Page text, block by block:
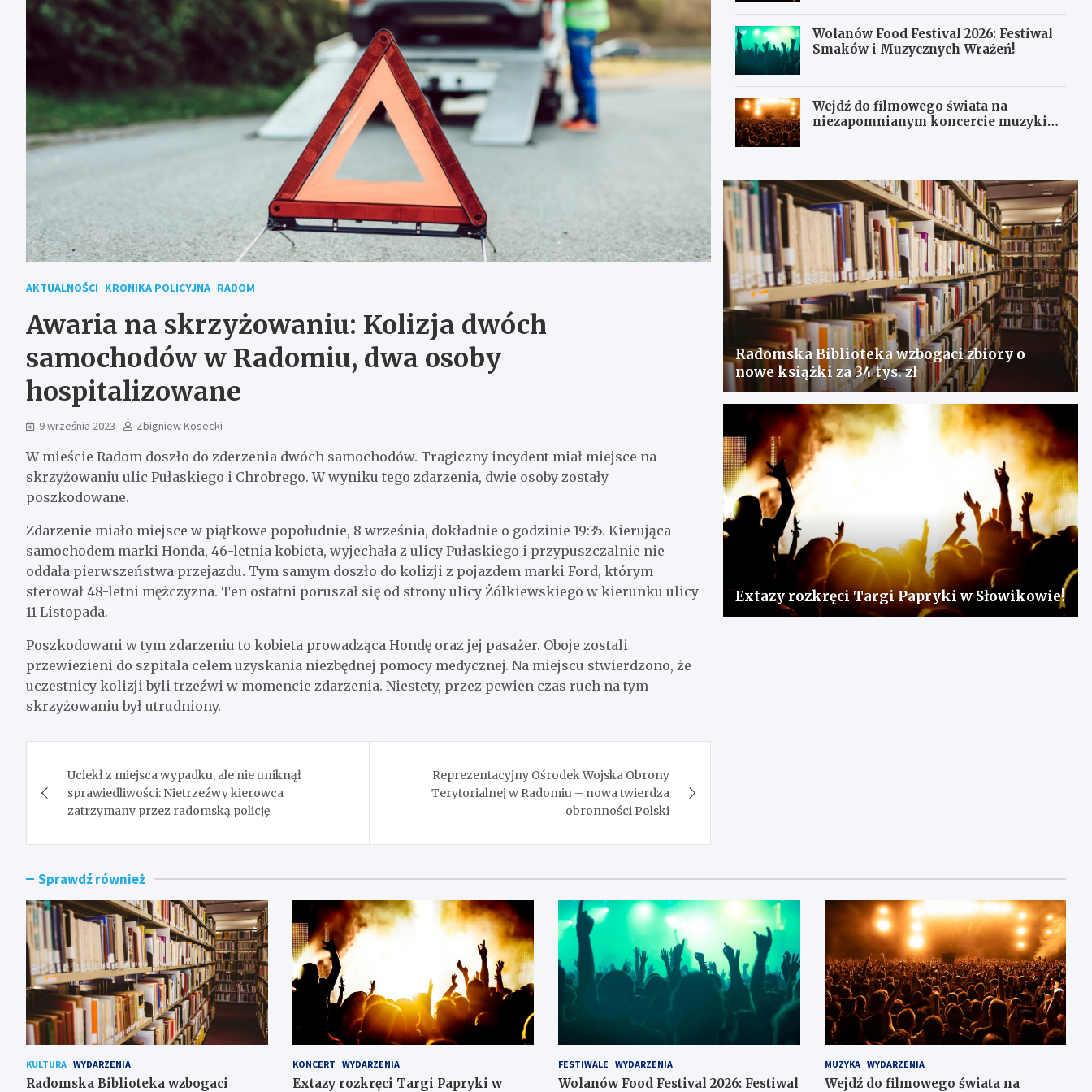
AKTUALNOŚCI KRONIKA POLICYJNA RADOM
Awaria na skrzyżowaniu: Kolizja dwóch
samochodów w Radomiu, dwa osoby
hospitalizowane
9 września 2023 Zbigniew Kosecki
W mieście Radom doszło do zderzenia dwóch samochodów. Tragiczny incydent miał miejsce na
skrzyżowaniu ulic Pułaskiego i Chrobrego. W wyniku tego zdarzenia, dwie osoby zostały
poszkodowane.
Zdarzenie miało miejsce w piątkowe popołudnie, 8 września, dokładnie o godzinie 19:35. Kierująca
samochodem marki Honda, 46-letnia kobieta, wyjechała z ulicy Pułaskiego i przypuszczalnie nie
oddała pierwszeństwa przejazdu. Tym samym doszło do kolizji z pojazdem marki Ford, którym
sterował 48-letni mężczyzna. Ten ostatni poruszał się od strony ulicy Żółkiewskiego w kierunku ulicy
11 Listopada.
Poszkodowani w tym zdarzeniu to kobieta prowadząca Hondę oraz jej pasażer. Oboje zostali
przewiezieni do szpitala celem uzyskania niezbędnej pomocy medycznej. Na miejscu stwierdzono, że
uczestnicy kolizji byli trzeźwi w momencie zdarzenia. Niestety, przez pewien czas ruch na tym
skrzyżowaniu był utrudniony.
wpisu
Uciekł z miejsca wypadku, ale nie uniknął
sprawiedliwości: Nietrzeźwy kierowca
zatrzymany przez radomską policję
Reprezentacyjny Ośrodek Wojska Obrony
Terytorialnej w Radomiu – nowa twierdza
obronności Polski
Wolanów Food Festival 2026: Festiwal
Smaków i Muzycznych Wrażeń!
Wejdź do filmowego świata na
niezapomnianym koncercie muzyki
Radomska Biblioteka wzbogaci zbiory o
nowe książki za 34 tys. zł
Extazy rozkręci Targi Papryki w Słowikowie!
Sprawdź również
KULTURA WYDARZENIA
Radomska Biblioteka wzbogaci
KONCERT WYDARZENIA
Extazy rozkręci Targi Papryki w
FESTIWALE WYDARZENIA
Wolanów Food Festival 2026: Festiwal
MUZYKA WYDARZENIA
Wejdź do filmowego świata na